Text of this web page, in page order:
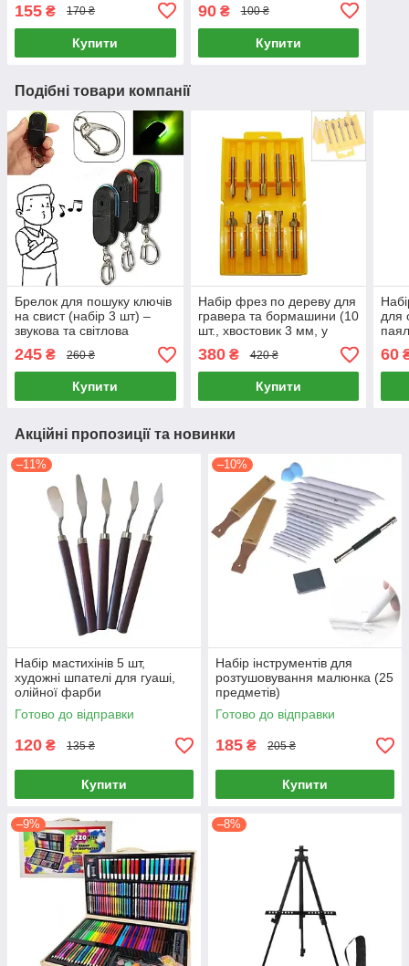
155 ₴ 170 ₴
Купити
90₴ 100 ₴
Купити
Подібні товари компанії
Брелок для пошуку ключів
на свист (набір 3 шт) –
звукова та світлова
сигналізація, реагує на
хлопок
245 ₴ 260 ₴
Купити
Набір фрез по дереву для
гравера та бормашини (10
шт., хвостовик 3 мм, у
пластиковому кейсі)
380₴ 420 ₴
Купити
для
для
60
Акційні пропозиції та новинки
–11%
Набір мастихінів 5 шт,
художні шпателі для гуаші,
олійної фарби
Готово до відправки
120 ₴ 135 ₴
Купити
–10%
Набір інструментів для
розтушовування малюнка (25
предметів)
Готово до відправки
185 ₴ 205 ₴
Купити
–9% –8%